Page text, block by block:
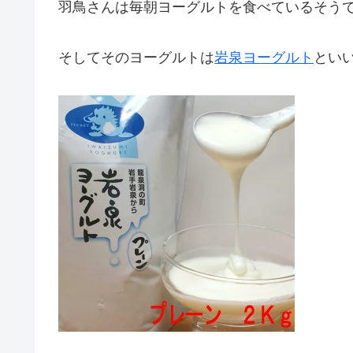
羽鳥さんは毎朝ヨーグルトを食べているそうで
そしてそのヨーグルトは岩泉ヨーグルト とい